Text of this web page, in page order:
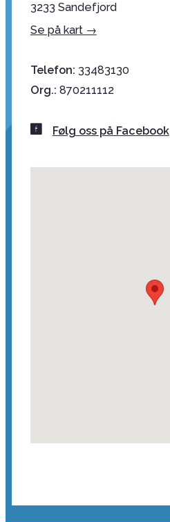
3233 Sandefjord
Se på kart →
Telefon: 33483130
Org.: 870211112
Følg oss på Facebook